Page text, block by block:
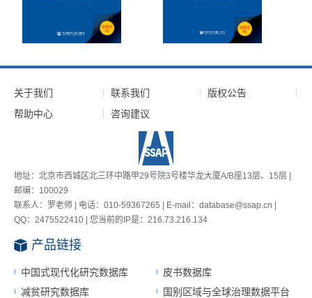
关于我们 联系我们
版权公告
帮助中心
咨询建议
地址：北京市西城区北三环中路甲29号院3号楼华龙大厦A/B座13层、15层 |
邮编：100029
联系人：罗老师 | 电话：010-59367265 | E-mail：database@ssap.cn |
QQ：2475522410 | 您当前的IP是： 216.73.216.134
产品链接
中国式现代化研究数据库
皮书数据库
减贫研究数据库
国别区域与全球治理数据平台